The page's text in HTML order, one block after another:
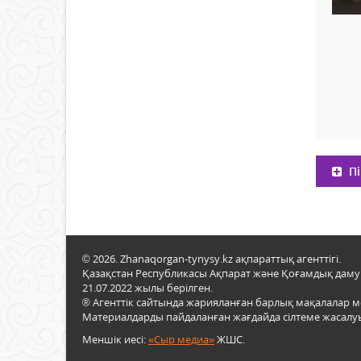
© 2026. Zhanaqorgan-tynysy.kz ақпараттық агенттігі.
Қазақстан Республикасы Ақпарат және Қоғамдық даму
21.07.2022 жылы берілген.
® Агенттік сайтында жарияланған барлық
Материалдарды пайдаланған жағдайда сілтеме
Меншік иесі:«Сыр медиа»ЖШС.